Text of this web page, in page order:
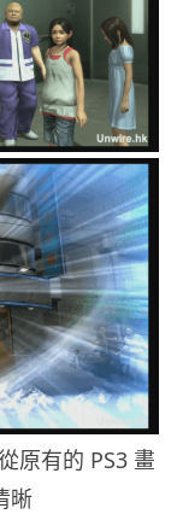
原有的 PS3 畫
晰